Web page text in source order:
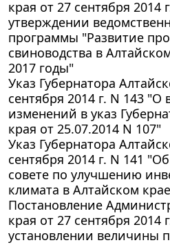
края от 27 сентября 2014
утверждении
программы "Развитие
свиноводства в
2017 годы"
Указ Губернатора
сентября 2014 г. N 143 "О
изменений в указ
края от 25.07.2014 N 107"
Указ Губернатора
сентября 2014 г. N 141
совете по улучшению
климата в Алтайском
Постановление
края от 27 сентября 2014
установлении величины